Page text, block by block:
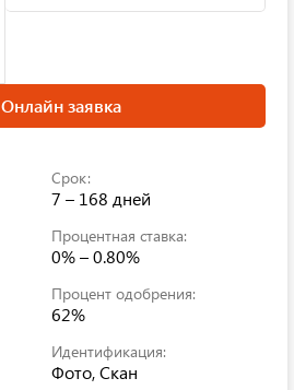
Онлайн заявка
Срок:
7 – 168 дней
Процентная ставка:
0% – 0.80%
Процент одобрения:
62%
Идентификация:
Фото, Скан